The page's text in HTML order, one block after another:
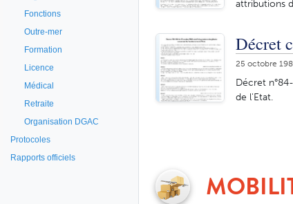
Fonctions
Outre-mer
Formation
Licence
Médical
Retraite
Organisation DGAC
Protocoles
Rapports officiels
attributions
Décret
25 octobre
Décret
de l'Etat.